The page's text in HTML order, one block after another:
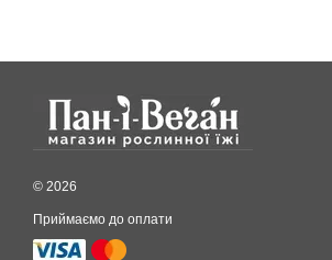
© 2026
Приймаємо до оплати